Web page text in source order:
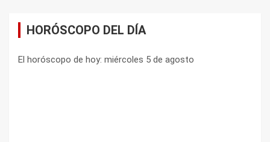
HORÓSCOPO DEL DÍA
El horóscopo de hoy: miércoles 5 de agosto